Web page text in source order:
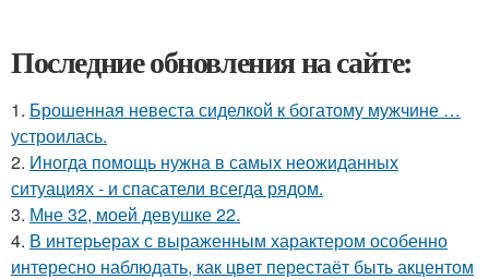
Последние обновления на сайте:
1. Брошенная невеста сиделкой к богатому мужчине …
устроилась.
2. Иногда помощь нужна в самых неожиданных
ситуациях - и спасатели всегда рядом.
3. Мне 32, моей девушке 22.
4. В интерьерах с выраженным характером особенно
интересно наблюдать, как цвет перестаёт быть акцентом